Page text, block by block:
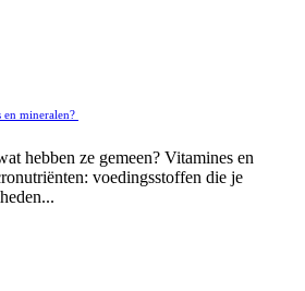
en mineralen?
hebben ze gemeen? Vitamines en
voedingsstoffen die je